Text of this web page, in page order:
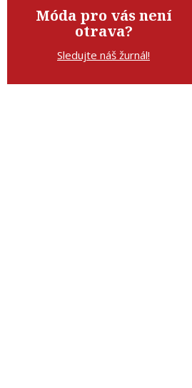
Móda pro vás není
otrava?
Sledujte náš žurnál!